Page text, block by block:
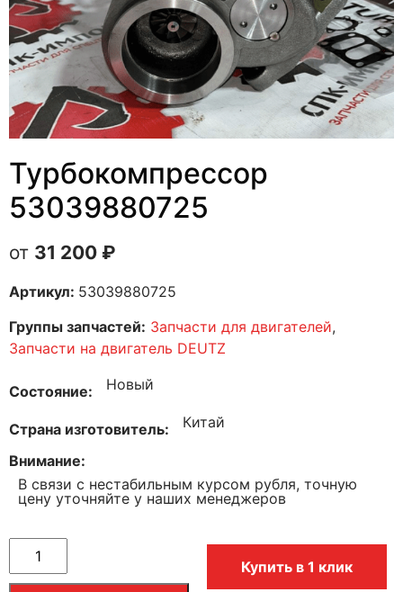
Турбокомпрессор
53039880725
31 200 ₽
Артикул: 53039880725
Группы запчастей: Запчасти для двигателей,
Запчасти на двигатель DEUTZ
Состояние Новый
Страна изготовитель Китай
Внимание
В связи с нестабильным курсом рубля, точную
цену уточняйте у наших менеджеров
Купить в 1 клик